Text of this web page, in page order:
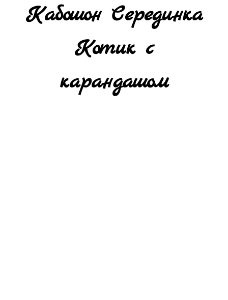
Кабошон Серединка
Котик с
карандашом